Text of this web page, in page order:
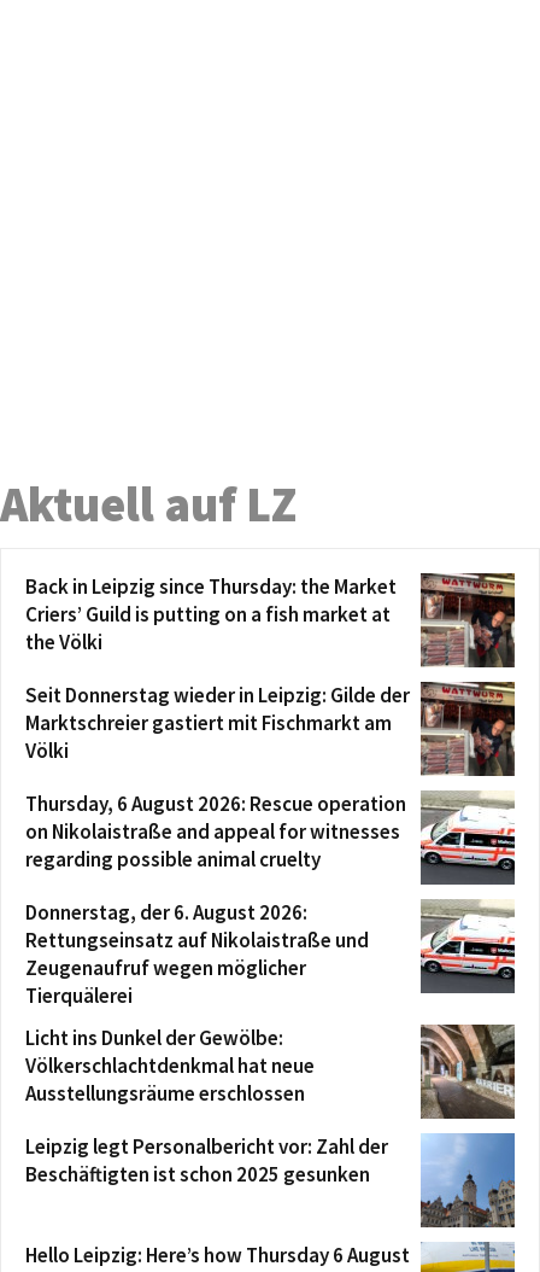
Aktuell auf LZ
Back in Leipzig since Thursday: the Market
Criers’ Guild is putting on a fish market at
the Völki
Seit Donnerstag wieder in Leipzig: Gilde der
Marktschreier gastiert mit Fischmarkt am
Völki
Thursday, 6 August 2026: Rescue operation
on Nikolaistraße and appeal for witnesses
regarding possible animal cruelty
Donnerstag, der 6. August 2026:
Rettungseinsatz auf Nikolaistraße und
Zeugenaufruf wegen möglicher
Tierquälerei
Licht ins Dunkel der Gewölbe:
Völkerschlachtdenkmal hat neue
Ausstellungsräume erschlossen
Leipzig legt Personalbericht vor: Zahl der
Beschäftigten ist schon 2025 gesunken
Hello Leipzig: Here’s how Thursday 6 August